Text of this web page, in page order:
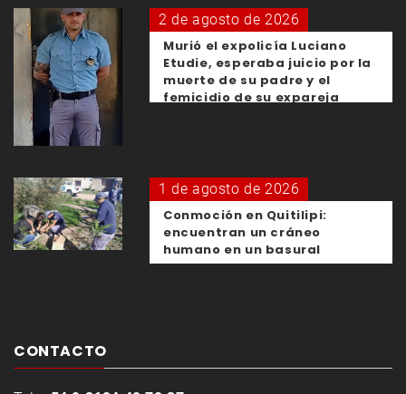
2 de agosto de 2026
Murió el expolicía Luciano
Etudie, esperaba juicio por la
muerte de su padre y el
femicidio de su expareja
1 de agosto de 2026
Conmoción en Quitilipi:
encuentran un cráneo
humano en un basural
CONTACTO